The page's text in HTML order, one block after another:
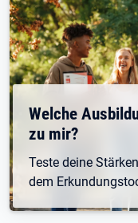
Welche
zu mir?
Teste deine
dem